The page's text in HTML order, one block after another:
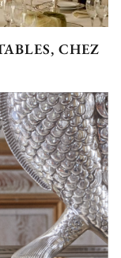
CHEZ